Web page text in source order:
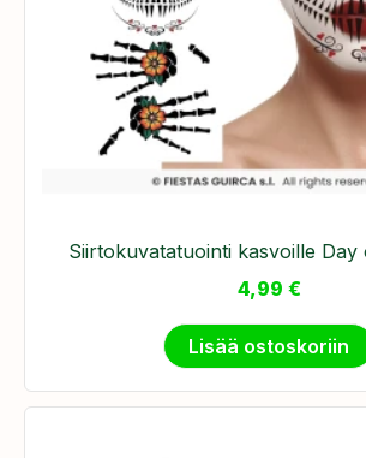
Siirtokuvatatuointi kasvoille Day
4,99 €
Lisää ostoskoriin